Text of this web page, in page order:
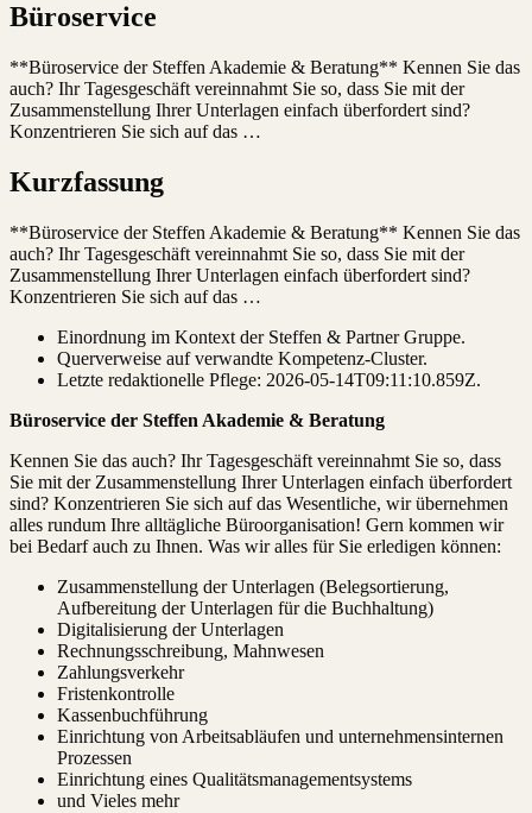
Büroservice
**Büroservice der Steffen Akademie & Beratung** Kennen Sie das
auch? Ihr Tagesgeschäft vereinnahmt Sie so, dass Sie mit der
Zusammenstellung Ihrer Unterlagen einfach überfordert sind?
Konzentrieren Sie sich auf das …
Kurzfassung
**Büroservice der Steffen Akademie & Beratung** Kennen Sie das
auch? Ihr Tagesgeschäft vereinnahmt Sie so, dass Sie mit der
Zusammenstellung Ihrer Unterlagen einfach überfordert sind?
Konzentrieren Sie sich auf das …
Einordnung im Kontext der Steffen & Partner Gruppe.
Querverweise auf verwandte Kompetenz-Cluster.
Letzte redaktionelle Pflege: 2026-05-14T09:11:10.859Z.
Büroservice der Steffen Akademie & Beratung
Kennen Sie das auch? Ihr Tagesgeschäft vereinnahmt Sie so, dass
Sie mit der Zusammenstellung Ihrer Unterlagen einfach überfordert
sind? Konzentrieren Sie sich auf das Wesentliche, wir übernehmen
alles rundum Ihre alltägliche Büroorganisation! Gern kommen wir
bei Bedarf auch zu Ihnen. Was wir alles für Sie erledigen können:
Zusammenstellung der Unterlagen (Belegsortierung,
Aufbereitung der Unterlagen für die Buchhaltung)
Digitalisierung der Unterlagen
Rechnungsschreibung, Mahnwesen
Zahlungsverkehr
Fristenkontrolle
Kassenbuchführung
Einrichtung von Arbeitsabläufen und unternehmensinternen
Prozessen
Einrichtung eines Qualitätsmanagementsystems
und Vieles mehr